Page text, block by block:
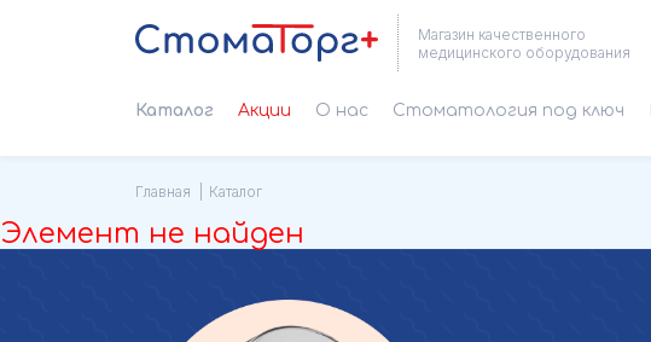
Магазин качественного
медицинского оборудования
Каталог Акции О нас Cтоматология под ключ
Главная Каталог
Элемент не найден